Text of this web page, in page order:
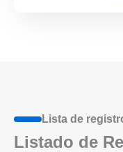
Lista de
Listado de